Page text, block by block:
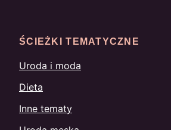
ŚCIEŻKI TEMATYCZNE
Uroda i moda
Dieta
Inne tematy